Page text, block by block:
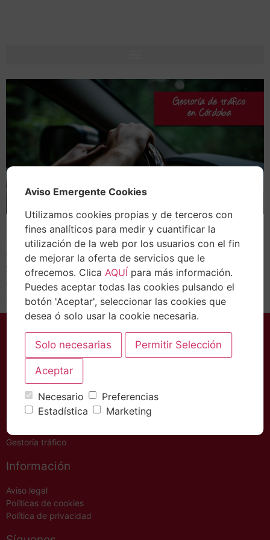
En Asesores Umbrella queremos hacerle la vida más
cómoda, sencilla e intuitiva a nuestros clientes. Es por
ello que les ofrecemos ayuda en cuanto a la gestoría de
tráfico en Córdoba y a todo lo que esto supone. Tener
coche no es simplemente el hecho de comprarlo, sino
que esto involucra varios trámites. Estos pueden…
Servicios
Asesoría Fiscal – Contable
Asesoría legal
Gestoría tráfico
Información
Aviso legal
Políticas de cookies
Política de privacidad
Aviso Emergente Cookies
Utilizamos cookies propias y de terceros con
fines analíticos para medir y cuantificar la
utilización de la web por los usuarios con el fin
de mejorar la oferta de servicios que le
ofrecemos. ClicaAQUÍ para más información.
Puedes aceptar todas las cookies pulsando el
botón 'Aceptar', seleccionar las cookies que
desea ó solo usar la cookie necesaria.
Necesario
Preferencias
Estadística
Marketing